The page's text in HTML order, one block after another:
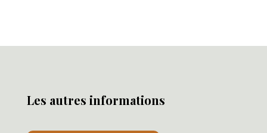
Les autres informations